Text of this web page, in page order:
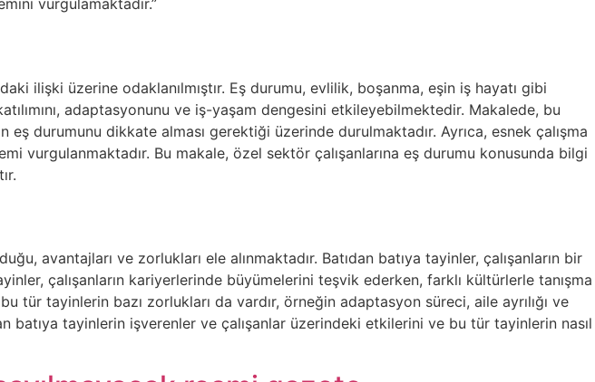
vurgulamaktadır.”
ilişki üzerine odaklanılmıştır. Eş durumu, evlilik, boşanma, eşin iş hayatı gibi
adaptasyonunu ve iş-yaşam dengesini etkileyebilmektedir. Makalede, bu
eş durumunu dikkate alması gerektiği üzerinde durulmaktadır. Ayrıca, esnek çalışma
vurgulanmaktadır. Bu makale, özel sektör çalışanlarına eş durumu konusunda bilgi
avantajları ve zorlukları ele alınmaktadır. Batıdan batıya tayinler, çalışanların bir
çalışanların kariyerlerinde büyümelerini teşvik ederken, farklı kültürlerle tanışma
tür tayinlerin bazı zorlukları da vardır, örneğin adaptasyon süreci, aile ayrılığı ve
batıya tayinlerin işverenler ve çalışanlar üzerindeki etkilerini ve bu tür tayinlerin nasıl